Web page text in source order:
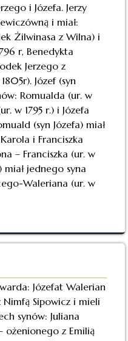
i Józefa. Jerzy
i miał:
Żilwinasa z Wilna) i
r, Benedykta
Jerzego z
Józef (syn
Romualda (ur. w
w 1795 r.) i Józefa
(syn Józefa) miał
i Franciszka
– Franciszka (ur. w
miał jednego syna
Waleriana (ur. w
Józefat Walerian
Nimfą Sipowicz i mieli
synów: Juliana
ożenionego z Emilią